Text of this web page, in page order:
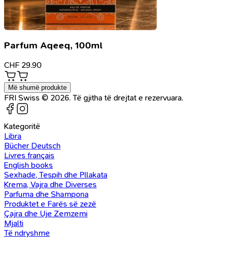
Parfum Aqeeq, 100ml
CHF 29.90
Më shumë produkte
FRI Swiss © 2026. Të gjitha të drejtat e rezervuara.
Kategoritë
Libra
Bücher Deutsch
Livres français
English books
Sexhade, Tespih dhe Pllakata
Krema, Vajra dhe Diverses
Parfuma dhe Shampona
Produktet e Farës së zezë
Çajra dhe Uje Zemzemi
Mjalti
Të ndryshme